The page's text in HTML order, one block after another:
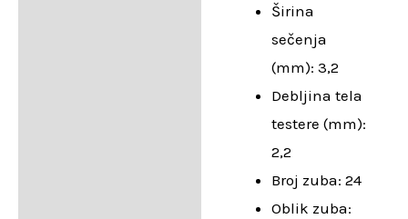
Širina
sečenja
(mm): 3,2
Debljina tela
testere (mm):
2,2
Broj zuba: 24
Oblik zuba: